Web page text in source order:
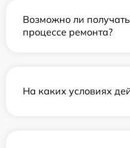
Возможно ли
процессе ремонта?
На каких условиях